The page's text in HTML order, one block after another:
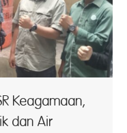
Keagamaan,
dan Air